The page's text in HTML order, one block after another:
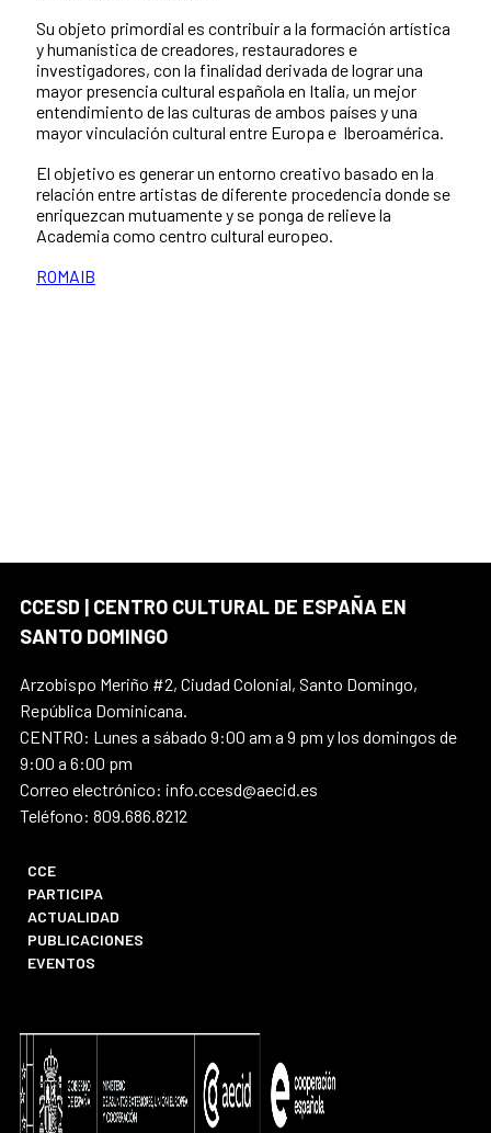
Su objeto primordial es contribuir a la formación artística
y humanística de creadores, restauradores e
investigadores, con la finalidad derivada de lograr una
mayor presencia cultural española en Italia, un mejor
entendimiento de las culturas de ambos países y una
mayor vinculación cultural entre Europa e Iberoamérica.
El objetivo es generar un entorno creativo basado en la
relación entre artistas de diferente procedencia donde se
enriquezcan mutuamente y se ponga de relieve la
Academia como centro cultural europeo.
ROMAIB
CCESD | CENTRO CULTURAL DE ESPAÑA EN
SANTO DOMINGO
Arzobispo Meriño #2, Ciudad Colonial, Santo Domingo,
República Dominicana.
CENTRO: Lunes a sábado 9:00 am a 9 pm y los domingos de
9:00 a 6:00 pm
Correo electrónico: info.ccesd@aecid.es
Teléfono: 809.686.8212
CCE
PARTICIPA
ACTUALIDAD
PUBLICACIONES
EVENTOS